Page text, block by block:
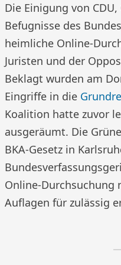
Die Einigung von
Befugnisse des
heimliche Online-
Juristen und der
Beklagt wurden am
Eingriffe in die
Koalition hatte zuvor
ausgeräumt. Die
BKA-Gesetz in
Online-Durchsuchung
Auflagen für zulässig